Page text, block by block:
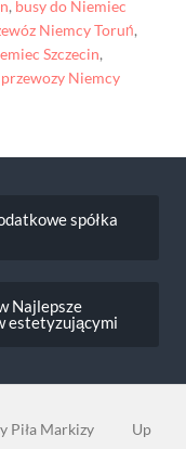
, busy do Niemiec
Niemcy Toruń,
Szczecin,
przewozy Niemcy
spółka
Najlepsze
estetyzującymi
Piła Markizy
Up